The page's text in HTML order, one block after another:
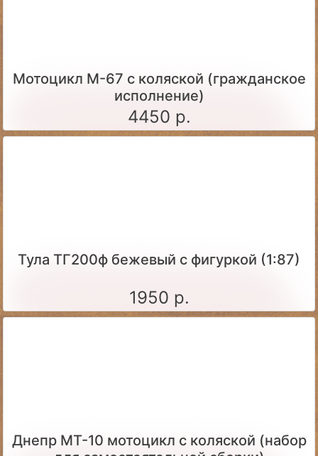
Мотоцикл М-67 с коляской (гражданское
исполнение)
4450 р.
Тула ТГ200ф бежевый с фигуркой (1:87)
1950 р.
Днепр МТ-10 мотоцикл с коляской (набор